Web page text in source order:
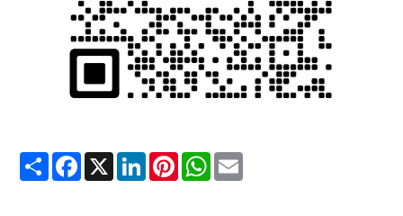
Share Facebook
X LinkedInPinterestWhatsApp